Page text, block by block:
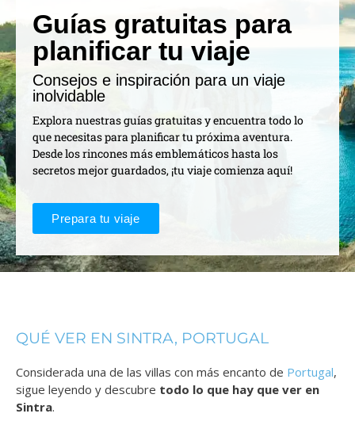
Guías gratuitas para
planificar tu viaje
Consejos e inspiración para un viaje
inolvidable
Explora nuestras guías gratuitas y encuentra todo lo
que necesitas para planificar tu próxima aventura.
Desde los rincones más emblemáticos hasta los
secretos mejor guardados, ¡tu viaje comienza aquí!
Prepara tu viaje
QUÉ VER EN SINTRA, PORTUGAL
Considerada una de las villas con más encanto de Portugal,
sigue leyendo y descubre todo lo que hay que ver en
Sintra.